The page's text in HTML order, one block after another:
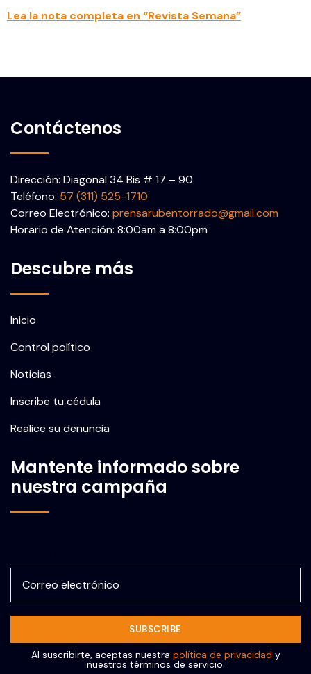
Lea la nota completa en “Revista Semana”
Contáctenos
Dirección: Diagonal 34 Bis # 17 – 90
Teléfono: 57 (311) 525-1710
Correo Electrónico: prensarubentorrado@gmail.com
Horario de Atención: 8:00am a 8:00pm
Descubre más
Inicio
Control político
Noticias
Inscribe tu cédula
Realice su denuncia
Mantente informado sobre
nuestra campaña
Al suscribirte, aceptas nuestra política de privacidad y
nuestros términos de servicio.